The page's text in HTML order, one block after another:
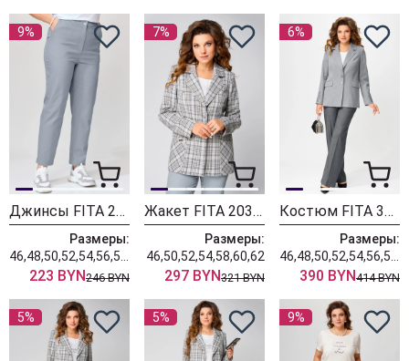
9%
Джинсы FITA 20235
Размеры:
223 BYN246 BYN
7%
Жакет FITA 20393
Размеры:
46,50,52,54,58,60,62
297 BYN321 BYN
6%
Костюм FITA 3091
Размеры:
390 BYN414 BYN
5% 5% 9%